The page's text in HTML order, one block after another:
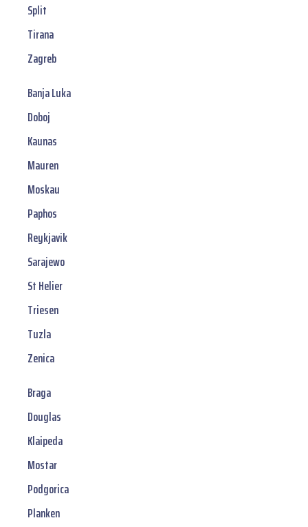
Split
Tirana
Zagreb
Banja Luka
Doboj
Kaunas
Mauren
Moskau
Paphos
Reykjavik
Sarajewo
St Helier
Triesen
Tuzla
Zenica
Braga
Douglas
Klaipeda
Mostar
Podgorica
Planken